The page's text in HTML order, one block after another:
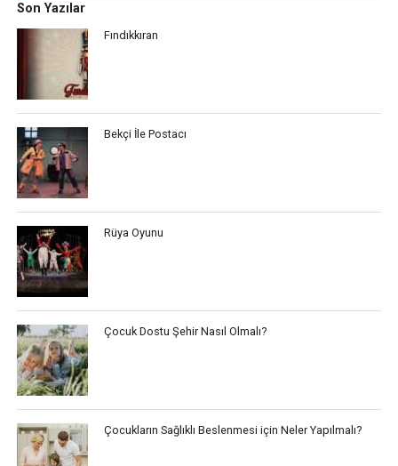
Son Yazılar
Fındıkkıran
Bekçi İle Postacı
Rüya Oyunu
Çocuk Dostu Şehir Nasıl Olmalı?
Çocukların Sağlıklı Beslenmesi için Neler Yapılmalı?